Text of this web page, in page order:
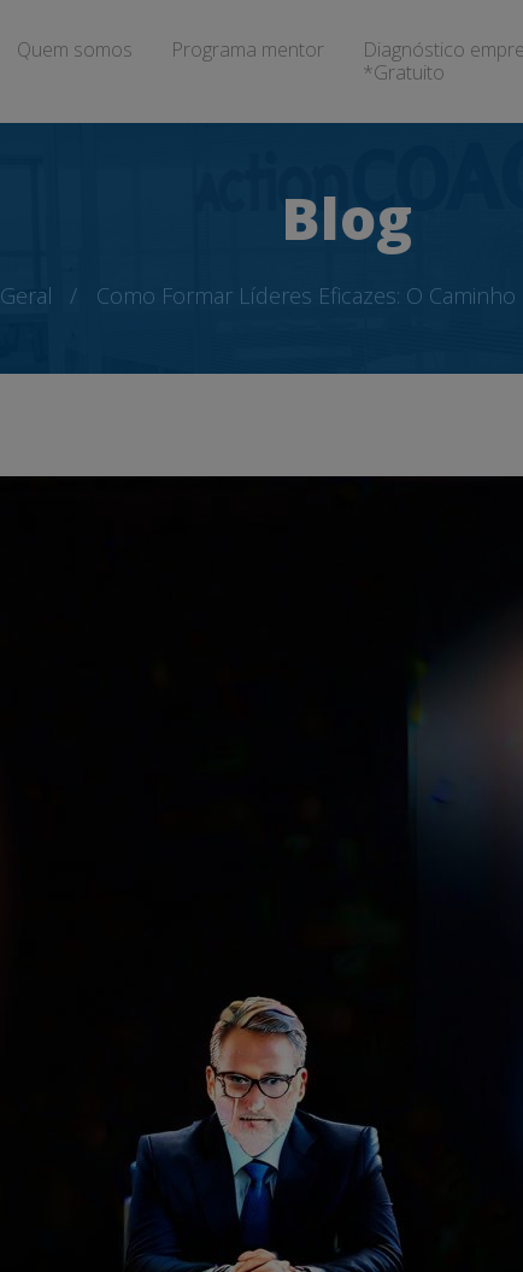
Quem somos Programa mentor
Diagnóstico
*Gratuito
Blog
Geral Como Formar Líderes Eficazes: O